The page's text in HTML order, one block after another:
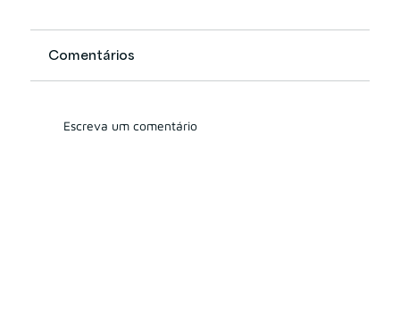
Comentários
Escreva um comentário